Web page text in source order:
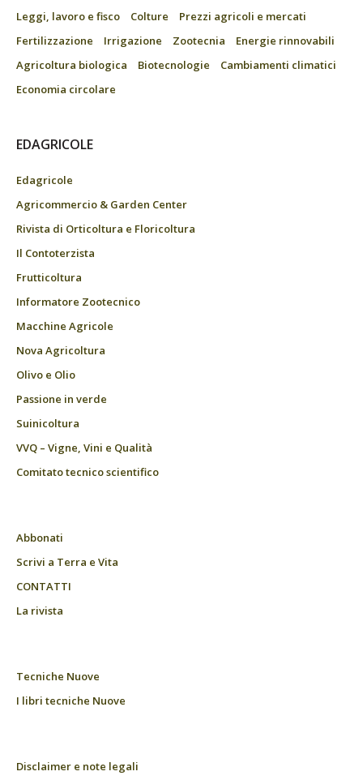
Leggi, lavoro e fisco
Colture
Prezzi agricoli e mercati
Fertilizzazione
Irrigazione Zootecnia
Energie rinnovabili
Agricoltura biologica
Biotecnologie
Cambiamenti climatici
Economia circolare
EDAGRICOLE
Edagricole
Agricommercio & Garden Center
Rivista di Orticoltura e Floricoltura
Il Contoterzista
Frutticoltura
Informatore Zootecnico
Macchine Agricole
Nova Agricoltura
Olivo e Olio
Passione in verde
Suinicoltura
VVQ – Vigne, Vini e Qualità
Comitato tecnico scientifico
Abbonati
Scrivi a Terra e Vita
CONTATTI
La rivista
Tecniche Nuove
I libri tecniche Nuove
Disclaimer e note legali